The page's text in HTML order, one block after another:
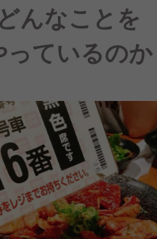
どんなことを
っているのか